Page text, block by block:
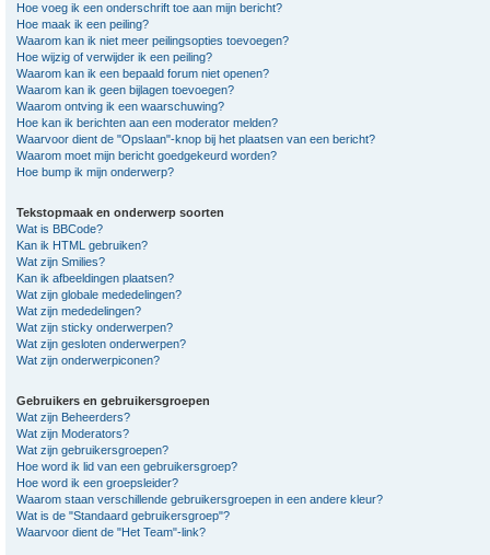
Hoe voeg ik een onderschrift toe aan mijn bericht?
Hoe maak ik een peiling?
Waarom kan ik niet meer peilingsopties toevoegen?
Hoe wijzig of verwijder ik een peiling?
Waarom kan ik een bepaald forum niet openen?
Waarom kan ik geen bijlagen toevoegen?
Waarom ontving ik een waarschuwing?
Hoe kan ik berichten aan een moderator melden?
Waarvoor dient de "Opslaan"-knop bij het plaatsen van een bericht?
Waarom moet mijn bericht goedgekeurd worden?
Hoe bump ik mijn onderwerp?
Tekstopmaak en onderwerp soorten
Wat is BBCode?
Kan ik HTML gebruiken?
Wat zijn Smilies?
Kan ik afbeeldingen plaatsen?
Wat zijn globale mededelingen?
Wat zijn mededelingen?
Wat zijn sticky onderwerpen?
Wat zijn gesloten onderwerpen?
Wat zijn onderwerpiconen?
Gebruikers en gebruikersgroepen
Wat zijn Beheerders?
Wat zijn Moderators?
Wat zijn gebruikersgroepen?
Hoe word ik lid van een gebruikersgroep?
Hoe word ik een groepsleider?
Waarom staan verschillende gebruikersgroepen in een andere kleur?
Wat is de "Standaard gebruikersgroep"?
Waarvoor dient de "Het Team"-link?